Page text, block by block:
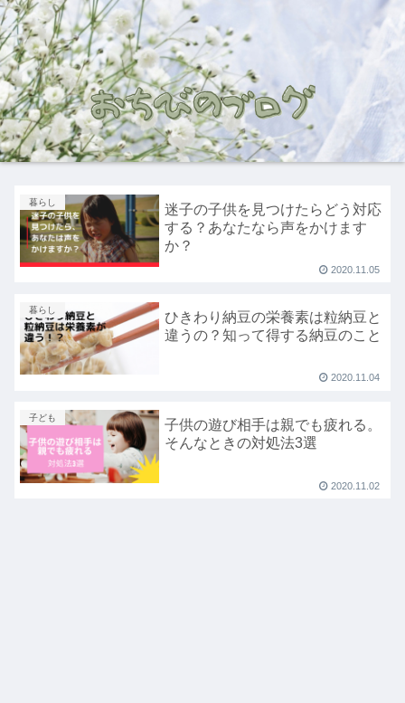
暮らし
迷子の子供を見つけたらどう対応
する？あなたなら声をかけます
か？
2020.11.05
暮らし
ひきわり納豆の栄養素は粒納豆と
違うの？知って得する納豆のこと
2020.11.04
子ども
子供の遊び相手は親でも疲れる。
そんなときの対処法3選
2020.11.02